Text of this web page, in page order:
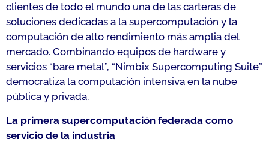
clientes de todo el mundo una de las carteras de
soluciones dedicadas a la supercomputación y la
computación de alto rendimiento más amplia del
mercado. Combinando equipos de hardware y
servicios “bare metal”, “Nimbix Supercomputing Suite”
democratiza la computación intensiva en la nube
pública y privada.
La primera supercomputación federada como
servicio de la industria